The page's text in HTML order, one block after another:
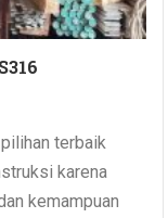
terbaik
karena
kemampuan